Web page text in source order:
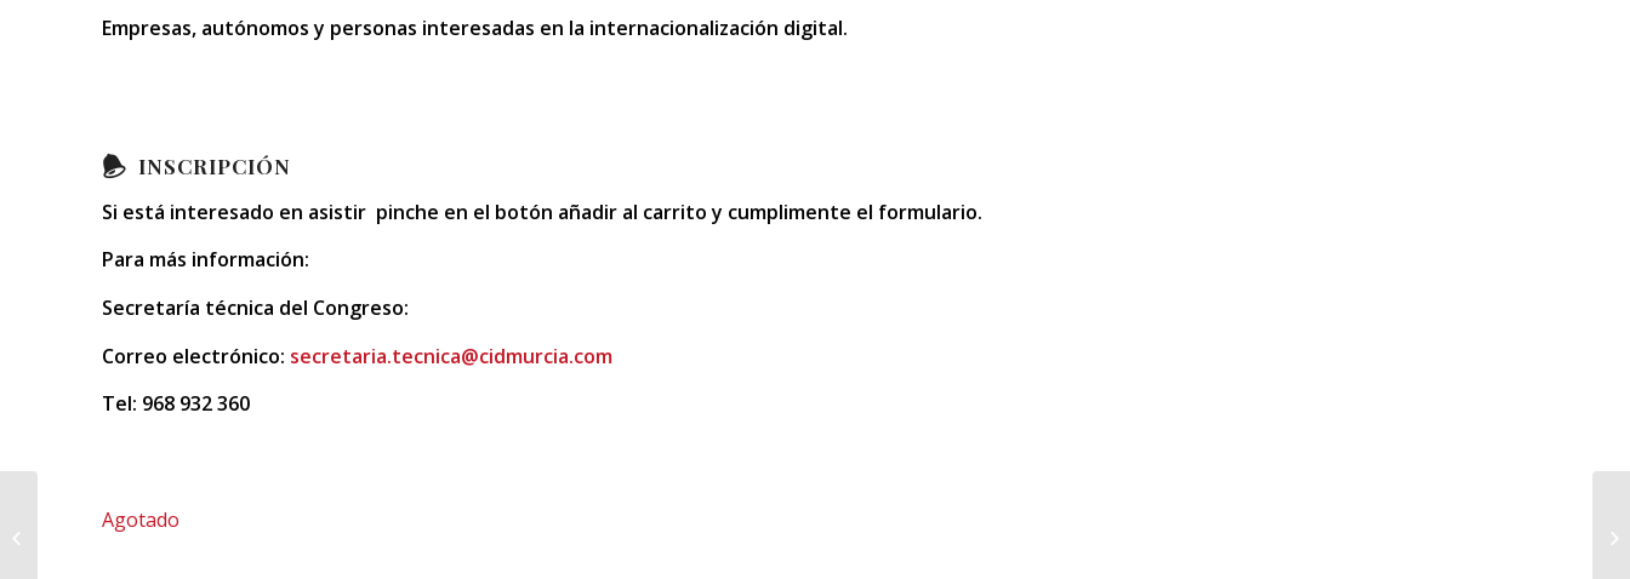
Empresas, autónomos y personas interesadas en la internacionalización digital.
INSCRIPCIÓN
Si está interesado en asistir pinche en el botón añadir al carrito y cumplimente el formulario.
Para más información:
Secretaría técnica del Congreso:
Correo electrónico: secretaria.tecnica@cidmurcia.com
Tel: 968 932 360
Agotado
TÉCNICAS DE LOS